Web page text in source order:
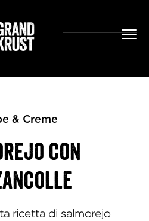
& Creme
con
ricetta di salmorejo